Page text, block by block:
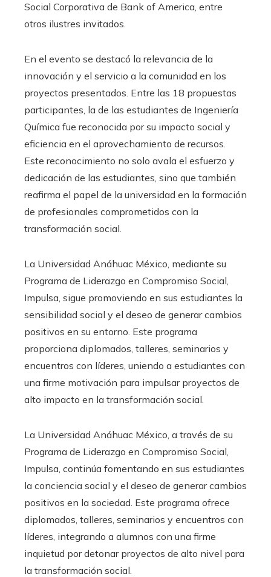
Social Corporativa de Bank of America, entre
otros ilustres invitados.
En el evento se destacó la relevancia de la
innovación y el servicio a la comunidad en los
proyectos presentados. Entre las 18 propuestas
participantes, la de las estudiantes de Ingeniería
Química fue reconocida por su impacto social y
eficiencia en el aprovechamiento de recursos.
Este reconocimiento no solo avala el esfuerzo y
dedicación de las estudiantes, sino que también
reafirma el papel de la universidad en la formación
de profesionales comprometidos con la
transformación social.
La Universidad Anáhuac México, mediante su
Programa de Liderazgo en Compromiso Social,
Impulsa, sigue promoviendo en sus estudiantes la
sensibilidad social y el deseo de generar cambios
positivos en su entorno. Este programa
proporciona diplomados, talleres, seminarios y
encuentros con líderes, uniendo a estudiantes con
una firme motivación para impulsar proyectos de
alto impacto en la transformación social.
La Universidad Anáhuac México, a través de su
Programa de Liderazgo en Compromiso Social,
Impulsa, continúa fomentando en sus estudiantes
la conciencia social y el deseo de generar cambios
positivos en la sociedad. Este programa ofrece
diplomados, talleres, seminarios y encuentros con
líderes, integrando a alumnos con una firme
inquietud por detonar proyectos de alto nivel para
la transformación social.​